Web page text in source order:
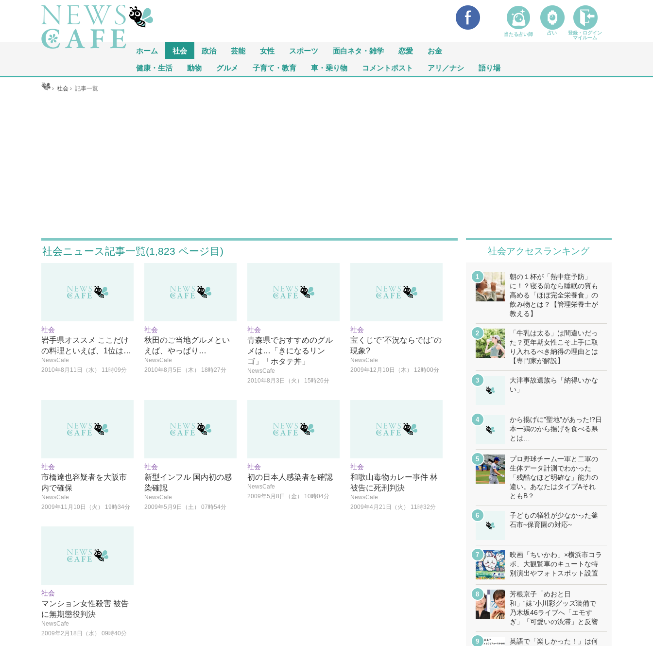
ホーム 社会 政治 芸能 女性 スポーツ 面白ネタ・雑学 恋愛 お金
健康・生活 動物 グルメ 子育て・教育 車・乗り物 コメントポスト アリ／ナシ 語り場
ホーム ›社会 ›記事一覧
社会ニュース記事一覧(1,823 ページ目)
社会
岩手県オススメ ここだけ
の料理といえば、1位は…
NewsCafe
2010年8月11日（水） 11時09分
社会
秋田のご当地グルメとい
えば、やっぱり…
NewsCafe
2010年8月5日（木） 18時27分
社会
青森県でおすすめのグル
メは…「きになるリン
ゴ」「ホタテ丼」
NewsCafe
2010年8月3日（火） 15時26分
社会
宝くじで"不況ならでは"の
現象?
NewsCafe
2009年12月10日（木） 12時00分
社会
市橋達也容疑者を大阪市
内で確保
NewsCafe
2009年11月10日（火） 19時34分
社会
新型インフル 国内初の感
染確認
NewsCafe
2009年5月9日（土） 07時54分
社会
初の日本人感染者を確認
NewsCafe
2009年5月8日（金） 10時04分
社会
和歌山毒物カレー事件 林
被告に死刑判決
NewsCafe
2009年4月21日（火） 11時32分
社会
マンション女性殺害 被告
に無期懲役判決
NewsCafe
2009年2月18日（水） 09時40分
社会アクセスランキング
朝の１杯が「熱中症予防」
に！？寝る前なら睡眠の質も
高める「ほぼ完全栄養食」の
飲み物とは？【管理栄養士が
教える】
「牛乳は太る」は間違いだっ
た？更年期女性こそ上手に取
り入れるべき納得の理由とは
【専門家が解説】
大津事故遺族ら「納得いかな
い」
から揚げに"聖地"があった!?日
本一鶏のから揚げを食べる県
とは…
プロ野球チーム一軍と二軍の
生体データ計測でわかった
「残酷なほど明確な」能力の
違い。あなたはタイプAそれ
ともB？
子どもの犠牲が少なかった釜
石市~保育園の対応~
映画「ちいかわ」×横浜市コラ
ボ、大観覧車のキュートな特
別演出やフォトスポット設置
芳根京子「めおと日
和」“妹”小川彩グッズ装備で
乃木坂46ライブへ「エモす
ぎ」「可愛いの渋滞」と反響
英語で「楽しかった！」は何
当たる占い師 占い
登録・ログイン
マイルーム